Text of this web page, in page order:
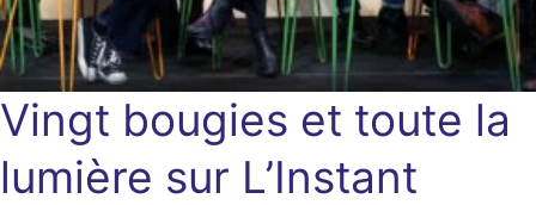
Vingt bougies et toute la
lumière sur L’Instant